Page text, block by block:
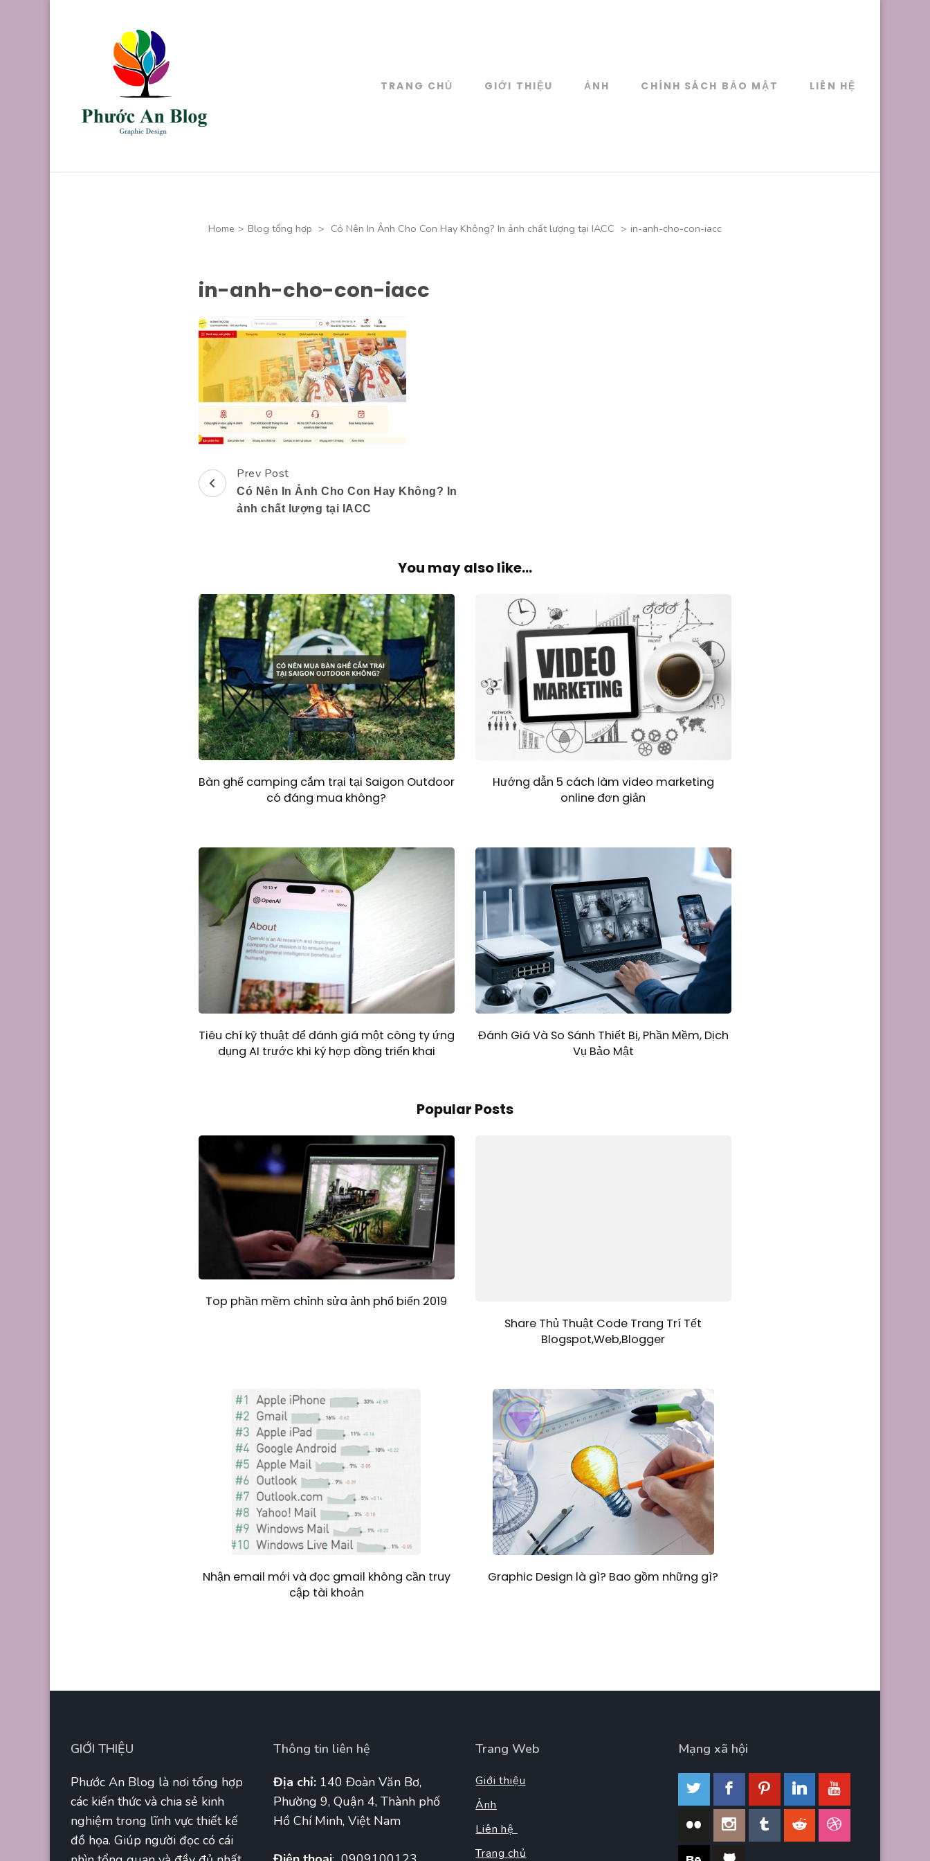
TRANG CHỦ GIỚI THIỆU ẢNH CHÍNH SÁCH BẢO MẬT LIÊN HỆ
Home > Blog tổng hợp > Có Nên In Ảnh Cho Con Hay Không? In ảnh chất lượng tại IACC > in-anh-cho-con-iacc
in-anh-cho-con-iacc
Post
Navigation
Prev Post
Có Nên In Ảnh Cho Con Hay Không? In
ảnh chất lượng tại IACC
You may also like...
Bàn ghế camping cắm trại tại Saigon Outdoor
có đáng mua không?
Hướng dẫn 5 cách làm video marketing
online đơn giản
Tiêu chí kỹ thuật để đánh giá một công ty ứng
dụng AI trước khi ký hợp đồng triển khai
Đánh Giá Và So Sánh Thiết Bị, Phần Mềm, Dịch
Vụ Bảo Mật
Popular Posts
Top phần mềm chỉnh sửa ảnh phổ biến 2019
Share Thủ Thuật Code Trang Trí Tết
Blogspot,Web,Blogger
Nhận email mới và đọc gmail không cần truy
cập tài khoản
Graphic Design là gì? Bao gồm những gì?
GIỚI THIỆU
Phước An Blog là nơi tổng hợp
các kiến thức và chia sẻ kinh
nghiệm trong lĩnh vực thiết kế
đồ họa. Giúp người đọc có cái
Thông tin liên hệ
Địa chỉ: 140 Đoàn Văn Bơ,
Phường 9, Quận 4, Thành phố
Hồ Chí Minh, Việt Nam
Trang Web
Giới thiệu
Ảnh
Liên hệ
Trang chủ
Mạng xã hội